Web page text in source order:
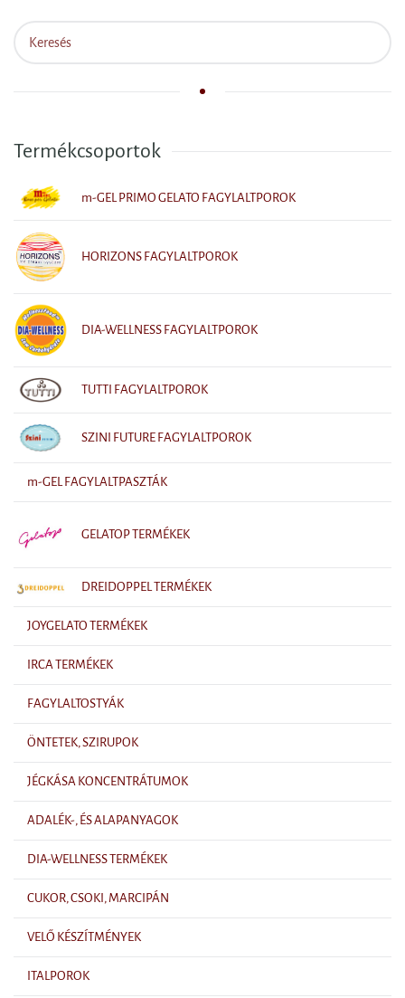
Termékcsoportok
m-GEL PRIMO GELATO FAGYLALTPOROK
HORIZONS FAGYLALTPOROK
DIA-WELLNESS FAGYLALTPOROK
TUTTI FAGYLALTPOROK
SZINI FUTURE FAGYLALTPOROK
m-GEL FAGYLALTPASZTÁK
GELATOP TERMÉKEK
DREIDOPPEL TERMÉKEK
JOYGELATO TERMÉKEK
IRCA TERMÉKEK
FAGYLALTOSTYÁK
ÖNTETEK, SZIRUPOK
JÉGKÁSA KONCENTRÁTUMOK
ADALÉK-, ÉS ALAPANYAGOK
DIA-WELLNESS TERMÉKEK
CUKOR, CSOKI, MARCIPÁN
VELŐ KÉSZÍTMÉNYEK
ITALPOROK